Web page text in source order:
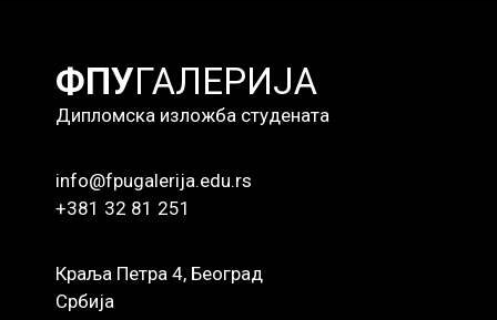
ФПУГАЛЕРИЈА
Дипломска изложба студената
info@fpugalerija.edu.rs
+381 32 81 251
Краља Петра 4, Београд
Србија